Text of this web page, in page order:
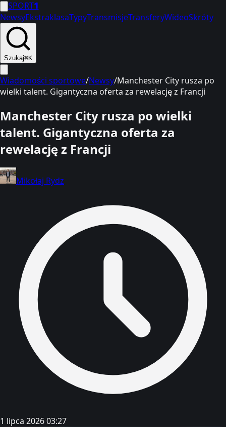
SPORT1
NewsyEkstraklasaTypyTransmisjeTransferyWideoSkróty
Szukaj⌘K
Wiadomości sportowe/Newsy/Manchester City rusza po
wielki talent. Gigantyczna oferta za rewelację z Francji
Manchester City rusza po wielki
talent. Gigantyczna oferta za
rewelację z Francji
Mikołaj Rydz
1 lipca 2026 03:27